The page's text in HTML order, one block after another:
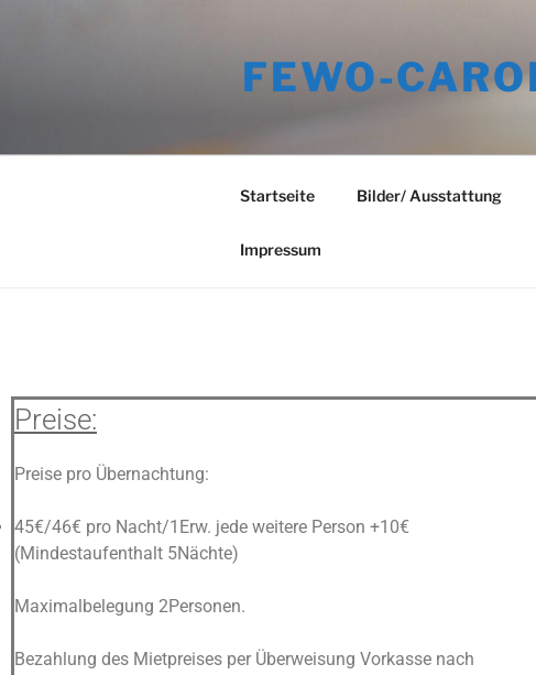
FEWO-
Startseite Bilder/ Ausstattung
Impressum
Preise:
Preise pro Übernachtung:
45€/46€ pro Nacht/1Erw. jede weitere Person +10€
(Mindestaufenthalt 5Nächte)
Maximalbelegung 2Personen.
Bezahlung des Mietpreises per Überweisung Vorkasse nach